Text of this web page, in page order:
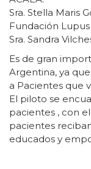
Sra. Stella Maris
Fundación
Sra. Sandra
Es de gran
Argentina, ya
a Pacientes que
El piloto se
pacientes , con
pacientes
educados y